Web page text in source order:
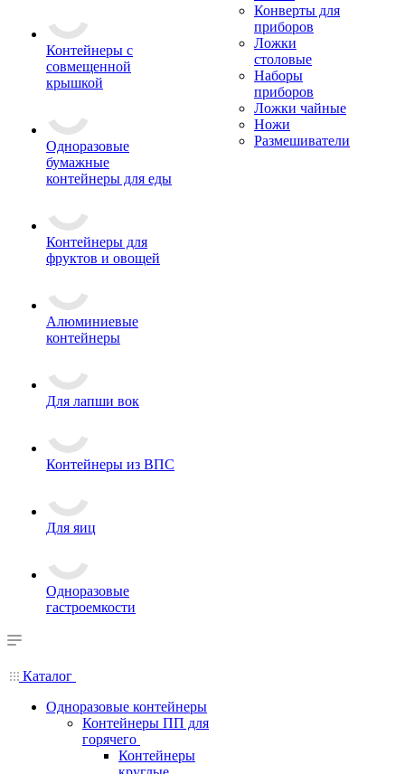
Контейнеры с
совмещенной
крышкой
Одноразовые
бумажные
контейнеры для еды
Контейнеры для
фруктов и овощей
Алюминиевые
контейнеры
Для лапши вок
Контейнеры из ВПС
Для яиц
Одноразовые
гастроемкости
Конверты для
приборов
Ложки
столовые
Наборы
приборов
Ложки чайные
Ножи
Размешиватели
Каталог
Одноразовые контейнеры
Контейнеры ПП для
горячего
Контейнеры